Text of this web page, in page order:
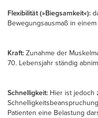
Flexibilität (»Biegsamkeit«):
Bewegungsausmaß in
Kraft: Zunahme der
70. Lebensjahr ständig
Schnelligkeit: Hier ist jedoch
Patienten eine Belastung